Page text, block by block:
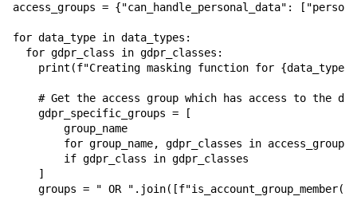
access_groups = {"can_handle_personal_data":
for data_type in data_types:
  for gdpr_class in gdpr_classes:
print(f"Creating masking function for
# Get the access group which has access to the
    gdpr_specific_groups = [
        group_name
for group_name, gdpr_classes in
        if gdpr_class in gdpr_classes
    ]
groups = " OR